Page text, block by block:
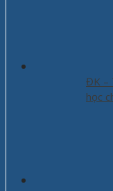
ĐK –
học